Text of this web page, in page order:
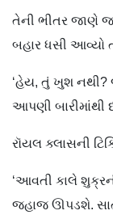
તેની ભીતર જાણે
બહાર ધસી આવ્યો
‘હેય, તું ખુશ નથી?
આપણી બારીમાંથી
રૉયલ ક્લાસની
‘આવતી કાલે
જહાજ ઊપડશે.